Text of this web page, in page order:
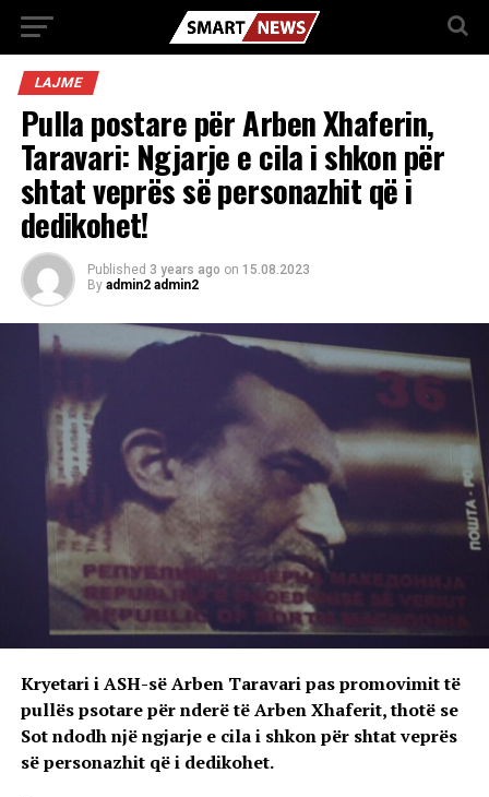
LAJME
Pulla postare për Arben Xhaferin,
Taravari: Ngjarje e cila i shkon për
shtat veprës së personazhit që i
dedikohet!
Published 3 years ago on 15.08.2023
By admin2 admin2
Kryetari i ASH-së Arben Taravari pas promovimit të
pullës psotare për nderë të Arben Xhaferit, thotë se
Sot ndodh një ngjarje e cila i shkon për shtat veprës
së personazhit që i dedikohet.